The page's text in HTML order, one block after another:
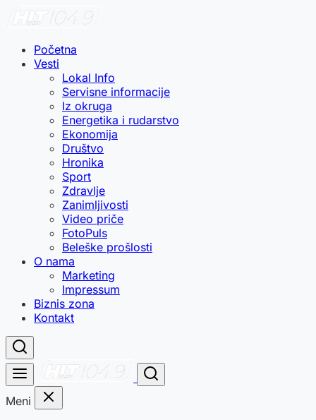
Početna
Vesti
Lokal Info
Servisne informacije
Iz okruga
Energetika i rudarstvo
Ekonomija
Društvo
Hronika
Sport
Zdravlje
Zanimljivosti
Video priče
FotoPuls
Beleške prošlosti
O nama
Marketing
Impressum
Biznis zona
Kontakt
Meni